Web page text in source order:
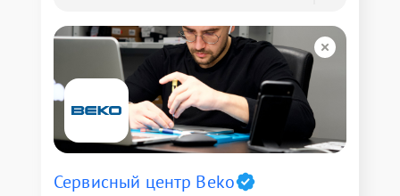
Сервисный центр Beko